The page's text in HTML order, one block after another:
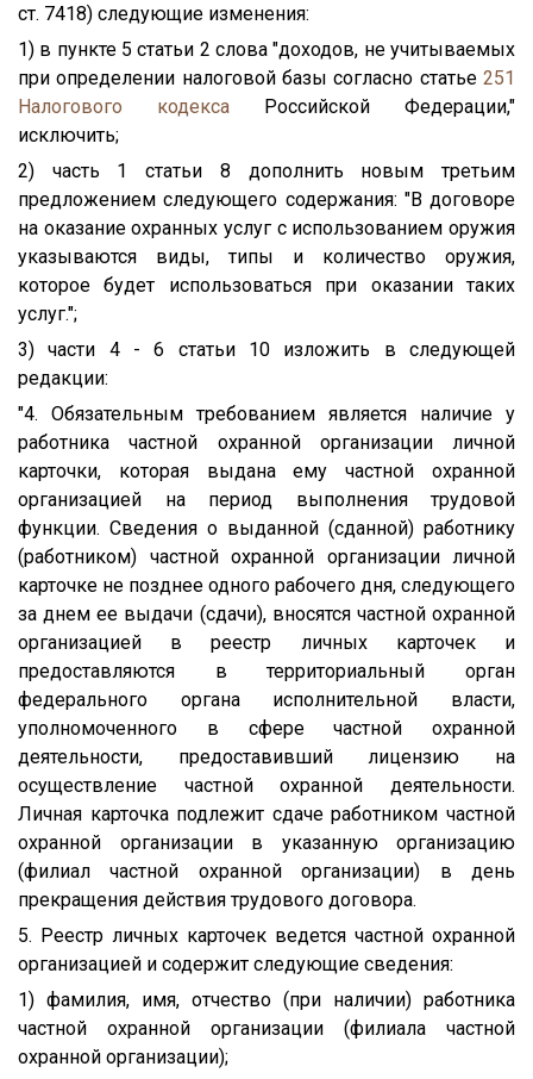
ст. 7418) следующие изменения:
1) в пункте 5 статьи 2 слова "доходов, не учитываемых
при определении налоговой базы согласно статье 251
Налогового кодекса Российской Федерации,"
исключить;
2) часть 1 статьи 8 дополнить новым третьим
предложением следующего содержания: "В договоре
на оказание охранных услуг с использованием оружия
указываются виды, типы и количество оружия,
которое будет использоваться при оказании таких
услуг.";
3) части 4 - 6 статьи 10 изложить в следующей
редакции:
"4. Обязательным требованием является наличие у
работника частной охранной организации личной
карточки, которая выдана ему частной охранной
организацией на период выполнения трудовой
функции. Сведения о выданной (сданной) работнику
(работником) частной охранной организации личной
карточке не позднее одного рабочего дня, следующего
за днем ее выдачи (сдачи), вносятся частной охранной
организацией в реестр личных карточек и
предоставляются в территориальный орган
федерального органа исполнительной власти,
уполномоченного в сфере частной охранной
деятельности, предоставивший лицензию на
осуществление частной охранной деятельности.
Личная карточка подлежит сдаче работником частной
охранной организации в указанную организацию
(филиал частной охранной организации) в день
прекращения действия трудового договора.
5. Реестр личных карточек ведется частной охранной
организацией и содержит следующие сведения:
1) фамилия, имя, отчество (при наличии) работника
частной охранной организации (филиала частной
охранной организации);